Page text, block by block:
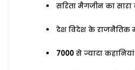
सरिता मैगजीन का
देश विदेश के राजनैतिक
7000 से ज्यादा कहानियां